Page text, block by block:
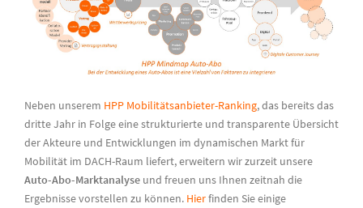
Neben unserem HPP Mobilitätsanbieter-Ranking, das bereits das
dritte Jahr in Folge eine strukturierte und transparente Übersicht
der Akteure und Entwicklungen im dynamischen Markt für
Mobilität im DACH-Raum liefert, erweitern wir zurzeit unsere
Auto-Abo-Marktanalyse und freuen uns Ihnen zeitnah die
Ergebnisse vorstellen zu können. Hierfinden Sie einige